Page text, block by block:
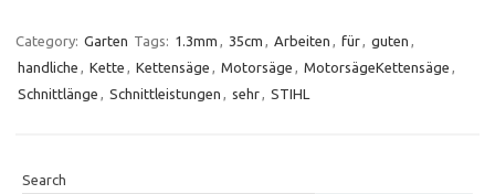
Category: Garten Tags: 1.3mm , 35cm , Arbeiten , für, guten ,
handliche , Kette , Kettensäge , Motorsäge , MotorsägeKettensäge ,
Schnittlänge , Schnittleistungen , sehr, STIHL
Search